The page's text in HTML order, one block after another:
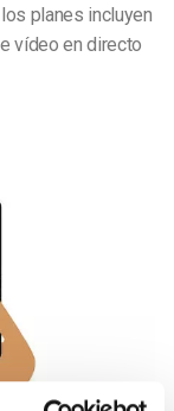
planes incluyen
vídeo en directo